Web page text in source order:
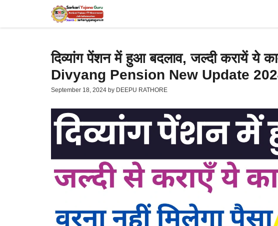
दिव्यांग पेंशन में हुआ बदलाव, जल्दी करायें ये
Divyang Pension New Update
September 18, 2024 by DEEPU RATHORE